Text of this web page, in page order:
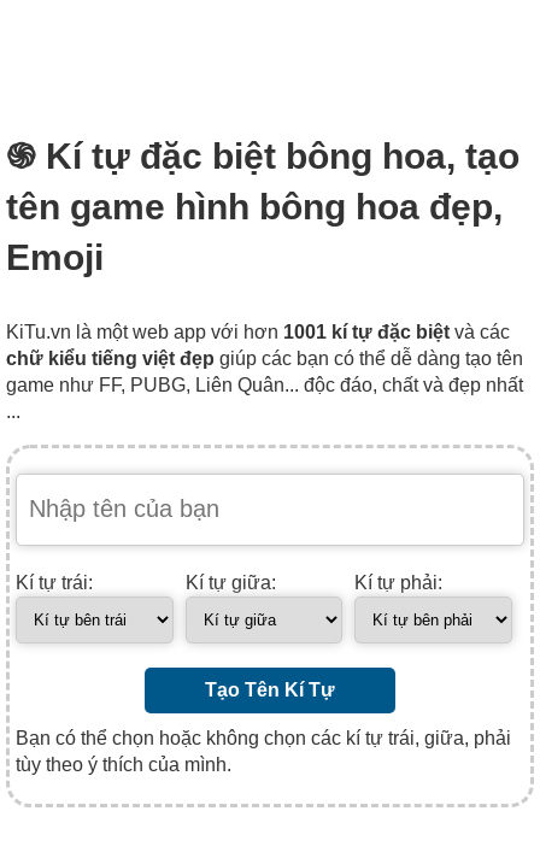
֍ Kí tự đặc biệt bông hoa, tạo
tên game hình bông hoa đẹp,
Emoji
KiTu.vn là một web app với hơn 1001 kí tự đặc biệt và các
chữ kiểu tiếng việt đẹp giúp các bạn có thể dễ dàng tạo tên
game như FF, PUBG, Liên Quân... độc đáo, chất và đẹp nhất
...
Kí tự trái: Kí tự giữa: Kí tự phải:
Tạo Tên Kí Tự
Bạn có thể chọn hoặc không chọn các kí tự trái, giữa, phải
tùy theo ý thích của mình.